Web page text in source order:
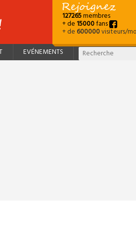
127265membres
+ de15000fans
+ de600000visiteurs/
EVÉNEMENTS